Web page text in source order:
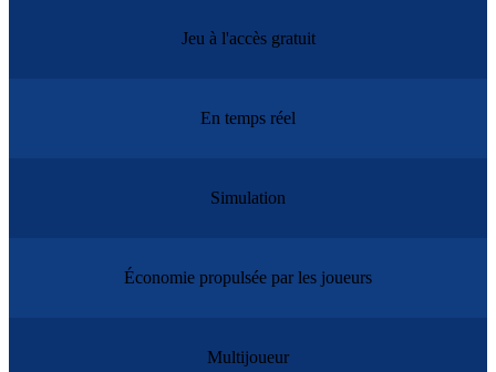
Jeu à l'accès gratuit
En temps réel
Simulation
Économie propulsée par les joueurs
Multijoueur